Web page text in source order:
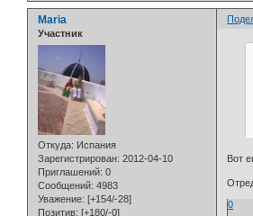
Maria
Участник
Откуда: Испания
Зарегистрирован: 2012-04-10
Приглашений: 0
Сообщений: 4983
Уважение: [+154/-28]
Позитив: [+180/-0]
Вот
0